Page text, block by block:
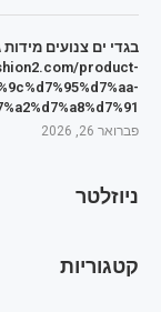
בגדי ים צנועים
product-
פברואר 26, 2026
ניוזלטר
קטגוריות